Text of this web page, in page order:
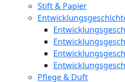
Stift & Papier
Pflege & Duft